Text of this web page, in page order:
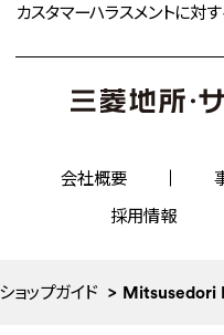
カスタマーハラスメントに対
会社概要
採用情報
ショップガイド Mitsusedori